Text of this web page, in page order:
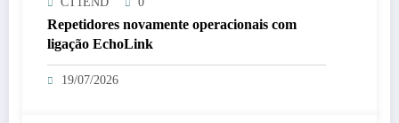
Repetidores novamente operacionais com
ligação EchoLink
19/07/2026